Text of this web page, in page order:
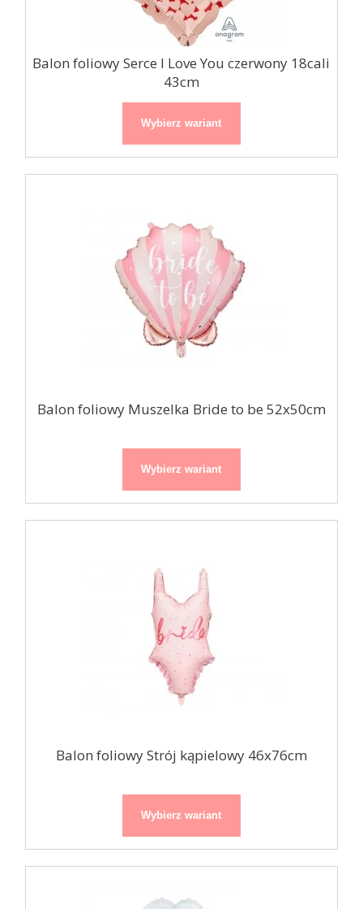
Balon foliowy Serce I Love You czerwony 18cali
43cm
Wybierz wariant
Balon foliowy Muszelka Bride to be 52x50cm
Wybierz wariant
Balon foliowy Strój kąpielowy 46x76cm
Wybierz wariant